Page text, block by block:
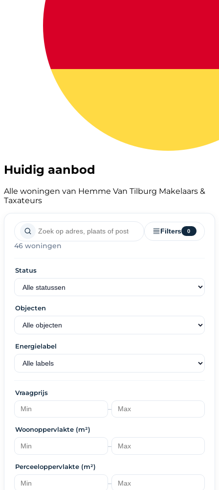
Huidig aanbod
Alle woningen van Hemme Van Tilburg Makelaars &
Taxateurs
Filters 0
46 woningen
Status
Objecten
Energielabel
Vraagprijs
–
Woonoppervlakte (m²)
–
Perceeloppervlakte (m²)
–